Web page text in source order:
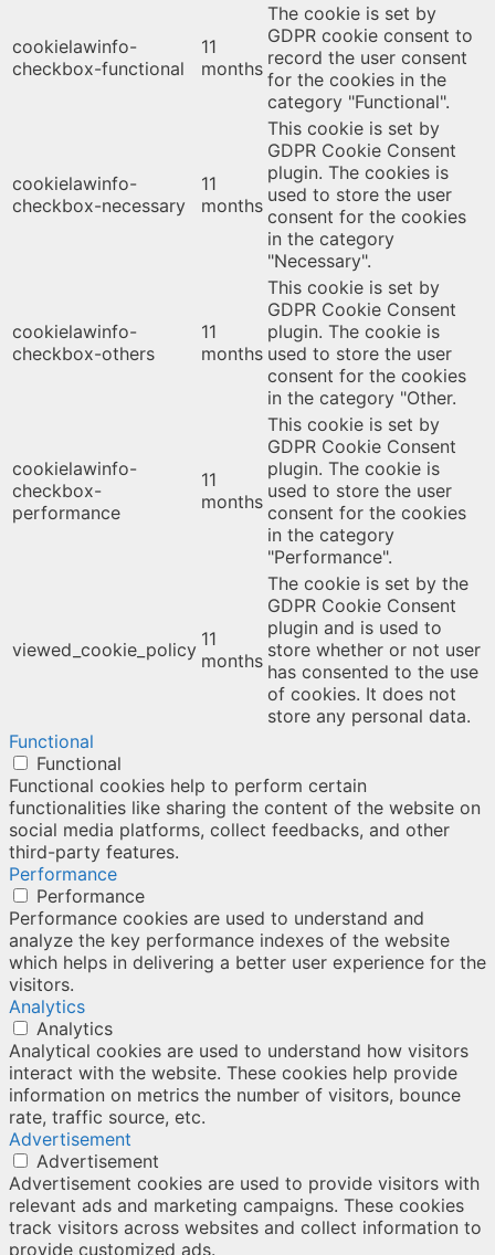
cookielawinfo-
checkbox-functional
11
months
The cookie is set by
GDPR cookie consent to
record the user consent
for the cookies in the
category "Functional".
cookielawinfo-
checkbox-necessary
11
months
This cookie is set by
GDPR Cookie Consent
plugin. The cookies is
used to store the user
consent for the cookies
in the category
"Necessary".
cookielawinfo-
checkbox-others
11
months
This cookie is set by
GDPR Cookie Consent
plugin. The cookie is
used to store the user
consent for the cookies
in the category "Other.
cookielawinfo-
checkbox-
performance
11
months
This cookie is set by
GDPR Cookie Consent
plugin. The cookie is
used to store the user
consent for the cookies
in the category
"Performance".
viewed_cookie_policy 11
months
The cookie is set by the
GDPR Cookie Consent
plugin and is used to
store whether or not user
has consented to the use
of cookies. It does not
store any personal data.
Functional
Functional
Functional cookies help to perform certain
functionalities like sharing the content of the website on
social media platforms, collect feedbacks, and other
third-party features.
Performance
Performance
Performance cookies are used to understand and
analyze the key performance indexes of the website
which helps in delivering a better user experience for the
visitors.
Analytics
Analytics
Analytical cookies are used to understand how visitors
interact with the website. These cookies help provide
information on metrics the number of visitors, bounce
rate, traffic source, etc.
Advertisement
Advertisement
Advertisement cookies are used to provide visitors with
relevant ads and marketing campaigns. These cookies
track visitors across websites and collect information to
provide customized ads.